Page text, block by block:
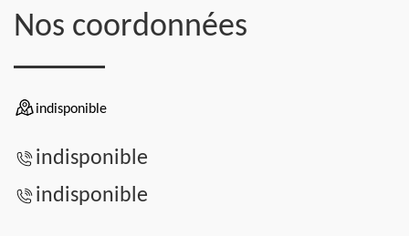
Nos coordonnées
indisponible
indisponible
indisponible